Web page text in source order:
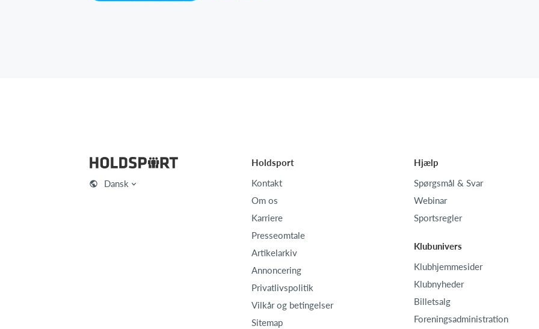
Dansk
Holdsport
Kontakt
Om os
Karriere
Presseomtale
Artikelarkiv
Annoncering
Privatlivspolitik
Vilkår og betingelser
Sitemap
Hjælp
Spørgsmål & Svar
Webinar
Sportsregler
Klubunivers
Klubhjemmesider
Klubnyheder
Billetsalg
Foreningsadministration